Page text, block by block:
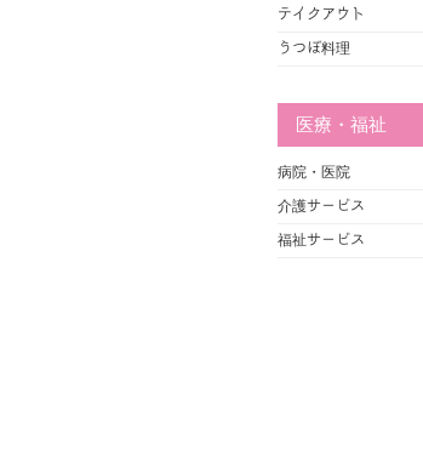
テイクアウト
うつぼ料理
医療・福祉
病院・医院
介護サービス
福祉サービス